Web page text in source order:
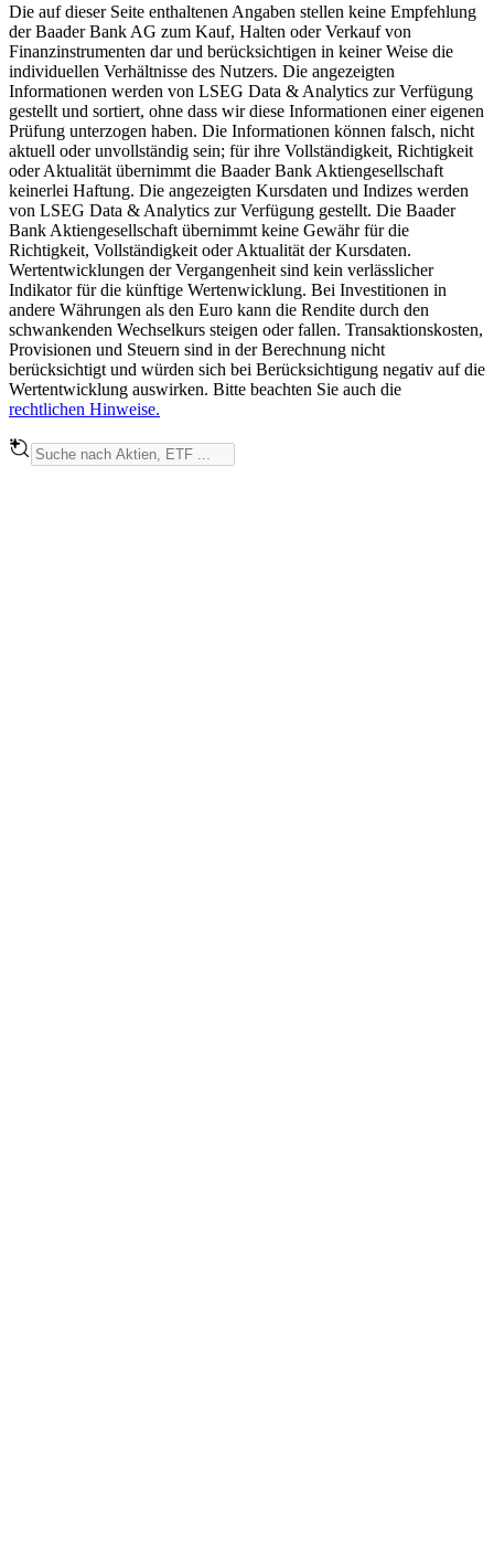
Die auf dieser Seite enthaltenen Angaben stellen keine Empfehlung
der Baader Bank AG zum Kauf, Halten oder Verkauf von
Finanzinstrumenten dar und berücksichtigen in keiner Weise die
individuellen Verhältnisse des Nutzers. Die angezeigten
Informationen werden von LSEG Data & Analytics zur Verfügung
gestellt und sortiert, ohne dass wir diese Informationen einer eigenen
Prüfung unterzogen haben. Die Informationen können falsch, nicht
aktuell oder unvollständig sein; für ihre Vollständigkeit, Richtigkeit
oder Aktualität übernimmt die Baader Bank Aktiengesellschaft
keinerlei Haftung. Die angezeigten Kursdaten und Indizes werden
von LSEG Data & Analytics zur Verfügung gestellt. Die Baader
Bank Aktiengesellschaft übernimmt keine Gewähr für die
Richtigkeit, Vollständigkeit oder Aktualität der Kursdaten.
Wertentwicklungen der Vergangenheit sind kein verlässlicher
Indikator für die künftige Wertenwicklung. Bei Investitionen in
andere Währungen als den Euro kann die Rendite durch den
schwankenden Wechselkurs steigen oder fallen. Transaktionskosten,
Provisionen und Steuern sind in der Berechnung nicht
berücksichtigt und würden sich bei Berücksichtigung negativ auf die
Wertentwicklung auswirken. Bitte beachten Sie auch die
rechtlichen Hinweise.